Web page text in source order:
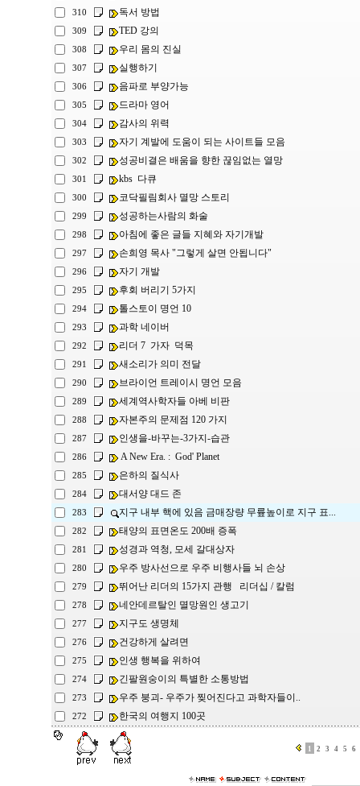
310 독서 방법
309 TED 강의
308 우리 몸의 진실
307 실행하기
306 음파로 부양가능
305 드라마 영어
304 감사의 위력
303 자기 계발에 도움이 되는 사이트들 모음
302 성공비결은 배움을 향한 끊임없는 열망
301 kbs 다큐
300 코닥필림회사 멸망 스토리
299 성공하는사람의 화술
298 아침에 좋은 글들 지혜와 자기개발
297 손희영 목사 "그렇게 살면 안됩니다"
296 자기 개발
295 후회 버리기 5가지
294 톨스토이 명언 10
293 과학 네이버
292 리더 7 가자 덕목
291 새소리가 의미 전달
290 브라이언 트레이시 명언 모음
289 세계역사학자들 아베 비판
288 자본주의 문제점 120 가지
287 인생을-바꾸는-3가지-습관
286 A New Era. : God' Planet
285 은하의 질식사
284 대서양 대드 존
283 지구 내부 핵에 있음 금매장량 무륲높이로 지구 표...
282 태양의 표면온도 200배 증폭
281 성경과 역청, 모세 갈대상자
280 우주 방사선으로 우주 비행사들 뇌 손상
279 뛰어난 리더의 15가지 관행 리더십 / 칼럼
278 네안데르탈인 멸망원인 생고기
277 지구도 생명체
276 건강하게 살려면
275 인생 행복을 위하여
274 긴팔원숭이의 특별한 소통방법
273 우주 붕괴- 우주가 찢어진다고 과학자들이..
272 한국의 여행지 100곳
1 2 3 4 5 6